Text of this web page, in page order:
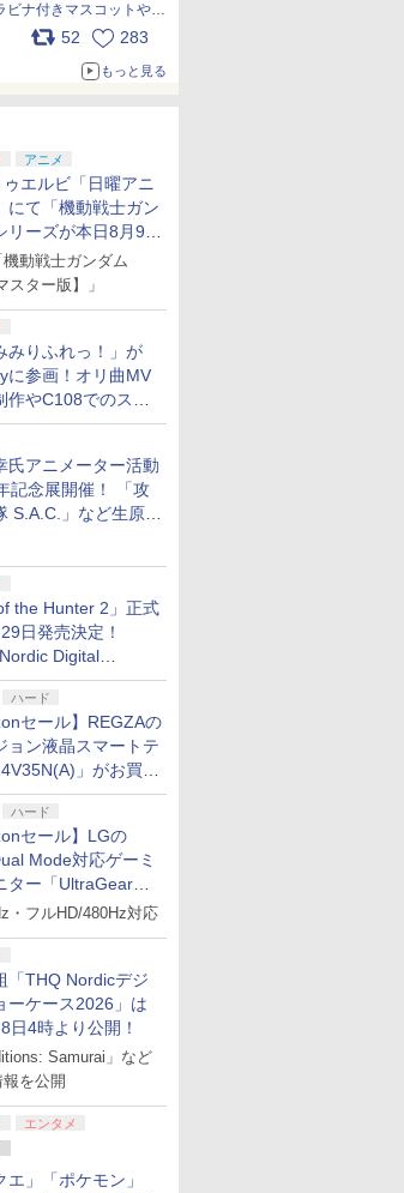
ナ付きマスコットやス
52 283
もっと見る
アニメ
エルビ「日曜アニ
にて「機動戦士ガン
リーズが本日8月9日
続で放送
動戦士ガンダム
スター版】」
みりふれっ！」が
に参画！オリ曲MV
作やC108でのスペ
ラボ広告を掲出
氏アニメーター活動
記念展開催！ 「攻
S.A.C.」など生原
the Hunter 2」正式
日発売決定！
Nordic Digital
2026」まとめ
ハード
セール】REGZAの
ョン液晶スマートテ
」がお買い
ハード
セール】LGの
Mode対応ゲーミ
ター「UltraGear
B」がお買い得！
・フルHD/480Hz対応
「THQ Nordicデジ
ーケース2026」は
日4時より公開！
Samurai」など
を公開
エンタメ
エ」「ポケモン」